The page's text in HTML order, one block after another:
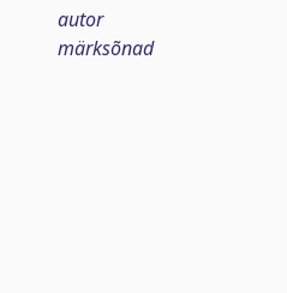
autor
märksõnad